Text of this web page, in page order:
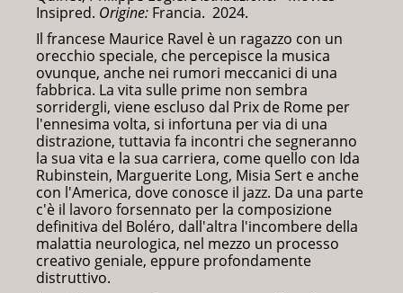
Insipred. Origine: Francia. 2024.
Il francese Maurice Ravel è un ragazzo con un
orecchio speciale, che percepisce la musica
ovunque, anche nei rumori meccanici di una
fabbrica. La vita sulle prime non sembra
sorridergli, viene escluso dal Prix de Rome per
l'ennesima volta, si infortuna per via di una
distrazione, tuttavia fa incontri che segneranno
la sua vita e la sua carriera, come quello con Ida
Rubinstein, Marguerite Long, Misia Sert e anche
con l'America, dove conosce il jazz. Da una parte
c'è il lavoro forsennato per la composizione
definitiva del Boléro, dall'altra l'incombere della
malattia neurologica, nel mezzo un processo
creativo geniale, eppure profondamente
distruttivo.